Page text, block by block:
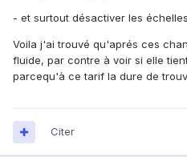
- et surtout désactiver les
Voila j'ai trouvé qu'aprés ces
fluide, par contre à voir si elle
parcequ'à ce tarif la dure de
Citer